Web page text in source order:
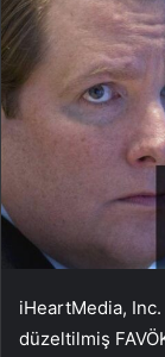
iHeartMedia, Inc.
düzeltilmiş